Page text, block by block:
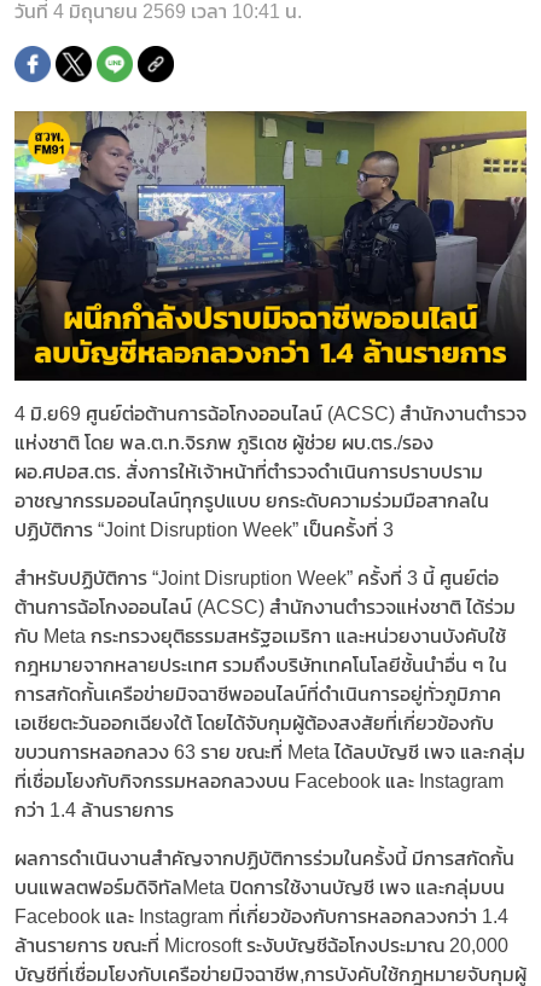
วันที่ 4 มิถุนายน 2569 เวลา 10:41 น.
4 มิ.ย69 ศูนย์ต่อต้านการฉ้อโกงออนไลน์ (ACSC) สำนักงานตำรวจ
แห่งชาติ โดย พล.ต.ท.จิรภพ ภูริเดช ผู้ช่วย ผบ.ตร./รอง
ผอ.ศปอส.ตร. สั่งการให้เจ้าหน้าที่ตำรวจดำเนินการปราบปราม
อาชญากรรมออนไลน์ทุกรูปแบบ ยกระดับความร่วมมือสากลใน
ปฏิบัติการ “Joint Disruption Week” เป็นครั้งที่ 3
สำหรับปฏิบัติการ “Joint Disruption Week” ครั้งที่ 3 นี้ ศูนย์ต่อ
ต้านการฉ้อโกงออนไลน์ (ACSC) สำนักงานตำรวจแห่งชาติ ได้ร่วม
กับ Meta กระทรวงยุติธรรมสหรัฐอเมริกา และหน่วยงานบังคับใช้
กฎหมายจากหลายประเทศ รวมถึงบริษัทเทคโนโลยีชั้นนำอื่น ๆ ใน
การสกัดกั้นเครือข่ายมิจฉาชีพออนไลน์ที่ดำเนินการอยู่ทั่วภูมิภาค
เอเชียตะวันออกเฉียงใต้ โดยได้จับกุมผู้ต้องสงสัยที่เกี่ยวข้องกับ
ขบวนการหลอกลวง 63 ราย ขณะที่ Meta ได้ลบบัญชี เพจ และกลุ่ม
ที่เชื่อมโยงกับกิจกรรมหลอกลวงบน Facebook และ Instagram
กว่า 1.4 ล้านรายการ
ผลการดำเนินงานสำคัญจากปฏิบัติการร่วมในครั้งนี้ มีการสกัดกั้น
บนแพลตฟอร์มดิจิทัลMeta ปิดการใช้งานบัญชี เพจ และกลุ่มบน
Facebook และ Instagram ที่เกี่ยวข้องกับการหลอกลวงกว่า 1.4
ล้านรายการ ขณะที่ Microsoft ระงับบัญชีฉ้อโกงประมาณ 20,000
บัญชีที่เชื่อมโยงกับเครือข่ายมิจฉาชีพ,​การบังคับใช้กฎหมายจับกุมผู้